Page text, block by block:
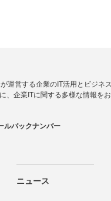
運営する企業のIT活用とビジ
企業ITに関する多様な情報をお
ルバックナンバー
ニュース